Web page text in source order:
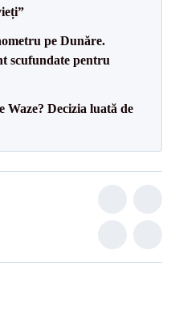
pe Dunăre.
scufundate pentru
Waze? Decizia luată de